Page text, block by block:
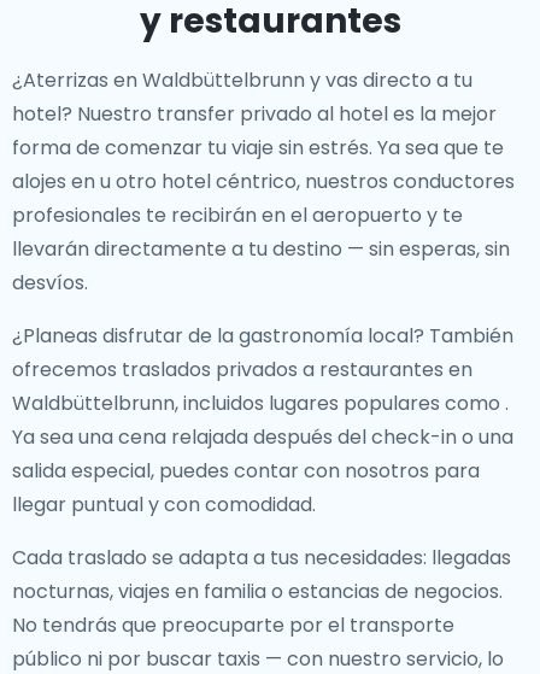
y restaurantes
¿Aterrizas en Waldbüttelbrunn y vas directo a tu
hotel? Nuestro transfer privado al hoteles la mejor
forma de comenzar tu viaje sin estrés. Ya sea que te
alojes en u otro hotel céntrico, nuestros conductores
profesionales te recibirán en el aeropuerto y te
llevarán directamente a tu destino — sin esperas, sin
desvíos.
¿Planeas disfrutar de la gastronomía local? También
ofrecemos traslados privados a restaurantes en
Waldbüttelbrunn, incluidos lugares populares como .
Ya sea una cena relajada después del check-in o una
salida especial, puedes contar con nosotros para
llegar puntual y con comodidad.
Cada traslado se adapta a tus necesidades: llegadas
nocturnas, viajes en familia o estancias de negocios.
No tendrás que preocuparte por el transporte
público ni por buscar taxis — con nuestro servicio, lo